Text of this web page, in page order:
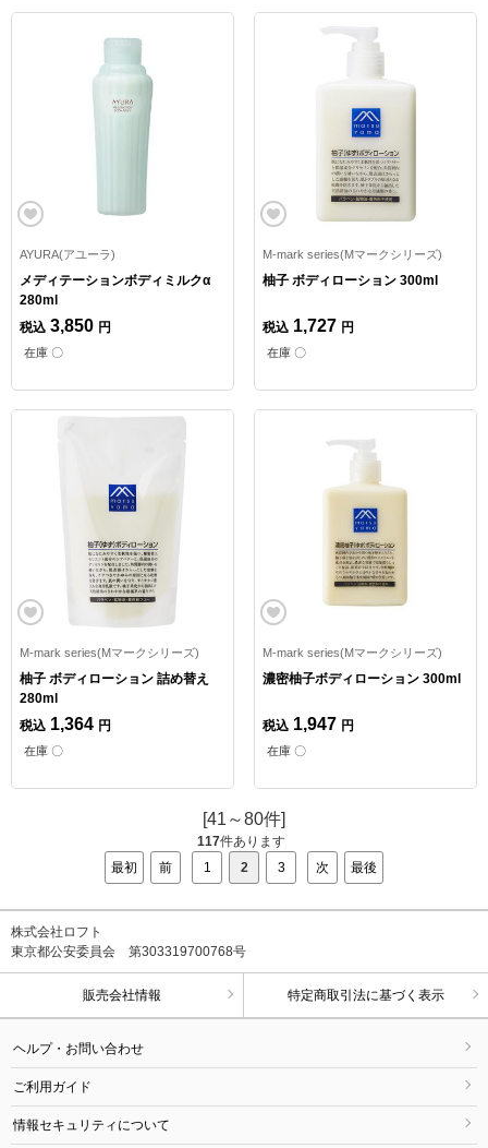
AYURA(アユーラ)
メディテーションボディミルクα
280ml
税込 3,850 円
在庫 〇
M-mark series(Mマークシリーズ)
柚子 ボディローション 300ml
税込 1,727 円
在庫 〇
M-mark series(Mマークシリーズ)
柚子 ボディローション 詰め替え
280ml
税込 1,364 円
在庫 〇
M-mark series(Mマークシリーズ)
濃密柚子ボディローション 300ml
税込 1,947 円
在庫 〇
[41～80件]
117件あります
最初
前 1 2 3 次 最後
株式会社ロフト
東京都公安委員会 第303319700768号
販売会社情報 特定商取引法に基づく表示
ヘルプ・お問い合わせ
ご利用ガイド
情報セキュリティについて